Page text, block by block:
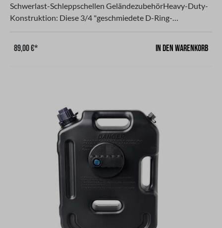
Schwerlast-Schleppschellen GeländezubehörHeavy-Duty-
Konstruktion: Diese 3/4 "geschmiedete D-Ring-
aus hochwertigem Kohlenstoffstahl und verfügt über eine
Bruch Festigkeit von 18,5 Tonnen ist dieser
Abschleppschäkel so konzipiert, dass er extremen Kräften
standhält und Benutzern, die Sicherheit bei ihren Offroad-
Abenteuern Priorität einräumen, beruhigt.Compliance und
Qualitätssicherung: Dieses Produkt wird gemäß den
Normen ISO 9001 hergestellt und garantiert ein hohes
Maß an Qualität und Zuverlässigkeit. Es erfüllt
die Erwartungen von Anwendern, die Wert auf Exzellenz in
ihrem Offroad-Zubehör legen.2 er Set in schwarz oder rot
89,00 €* In den Warenkorb